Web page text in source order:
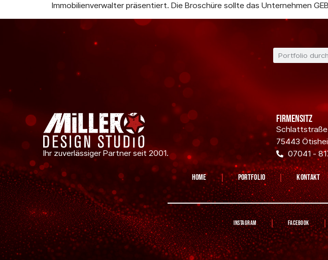
Immobilienverwalter präsentiert. Die Broschüre sollte das Unternehmen
Ihr zuverlässiger Partner seit 2001.
Firmensitz
75443
07041 -
Home Portfolio Kontakt
Instagram Facebook